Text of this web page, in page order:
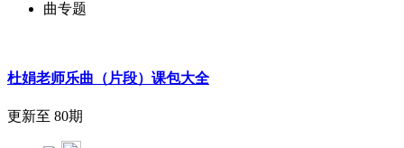
曲专题
杜娟老师乐曲（片段）课包大全
更新至 80期